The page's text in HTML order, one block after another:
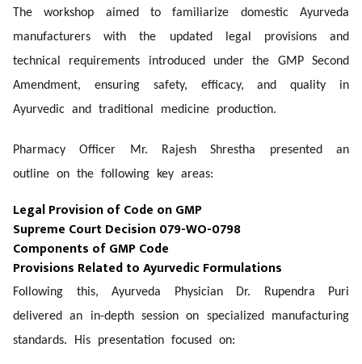
The workshop aimed to familiarize domestic Ayurveda
manufacturers with the updated legal provisions and
technical requirements introduced under the GMP Second
Amendment, ensuring safety, efficacy, and quality in
Ayurvedic and traditional medicine production.
Pharmacy Officer Mr. Rajesh Shrestha presented an
outline on the following key areas:
Legal Provision of Code on GMP
Supreme Court Decision 079-WO-0798
Components of GMP Code
Provisions Related to Ayurvedic Formulations
Following this, Ayurveda Physician Dr. Rupendra Puri
delivered an in-depth session on specialized manufacturing
standards. His presentation focused on: